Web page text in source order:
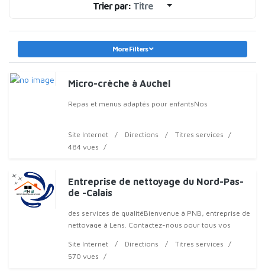
Trier par: Titre
More Filters
Micro-crèche à Auchel
Repas et menus adaptés pour enfantsNos
Site Internet Directions
Titres services
484 vues
Entreprise de nettoyage du Nord-Pas-
de -Calais
des services de qualitéBienvenue à PNB, entreprise de
nettoyage à Lens. Contactez-nous pour tous vos
Site Internet Directions
Titres services
570 vues